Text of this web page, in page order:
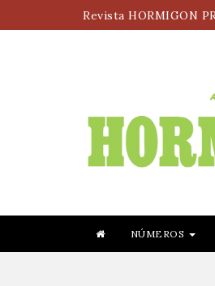
Revista HORMIGON
NÚMEROS